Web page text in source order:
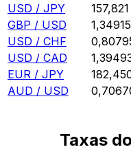
USD / JPY
157,821
GBP / USD
1,34915
USD / CHF
USD / CAD
EUR / JPY
AUD / USD
Taxas